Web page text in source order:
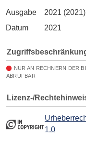
Ausgabe
2021
Datum
2021
NUR AN RECHNERN DER
ABRUFBAR
Lizenz-/
1.0